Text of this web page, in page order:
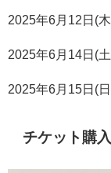
2025年6月 12 日 (木
2025年6月 14日 (土
2025年6月 15日 (日
チケット購